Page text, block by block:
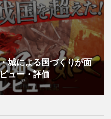
城による国づくりが面
ュー・評価